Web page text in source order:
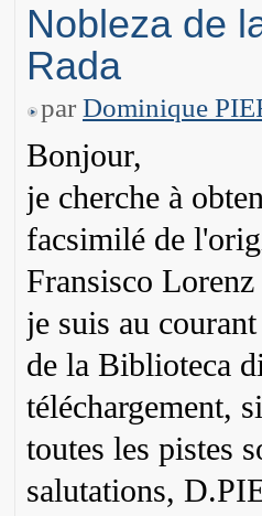
Nobleza de
Rada
par Dominique
Bonjour,
je cherche à
facsimilé de
Fransisco Lorenz
je suis au
de la Biblioteca
téléchargement,
toutes les pistes
salutations,